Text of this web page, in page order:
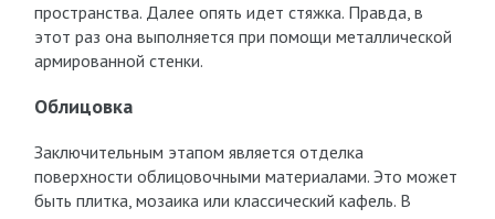
пространства. Далее опять идет стяжка. Правда, в
этот раз она выполняется при помощи металлической
армированной стенки.
Облицовка
Заключительным этапом является отделка
поверхности облицовочными материалами. Это может
быть плитка, мозаика или классический кафель. В